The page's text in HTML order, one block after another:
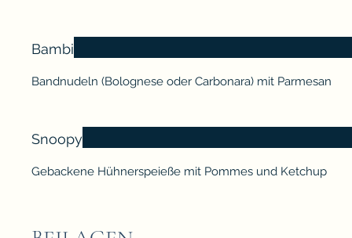
Bambi
Bandnudeln (Bolognese oder Carbonara) mit Parmesan
Snoopy
Gebackene Hühnerspeieße mit Pommes und Ketchup